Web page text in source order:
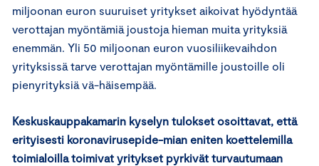
miljoonan euron suuruiset yritykset aikoivat hyödyntää
verottajan myöntämiä joustoja hieman muita yrityksiä
enemmän. Yli 50 miljoonan euron vuosiliikevaihdon
yrityksissä tarve verottajan myöntämille joustoille oli
pienyrityksiä vä-häisempää.
Keskuskauppakamarin kyselyn tulokset osoittavat, että
erityisesti koronavirusepide-mian eniten koettelemilla
toimialoilla toimivat yritykset pyrkivät turvautumaan